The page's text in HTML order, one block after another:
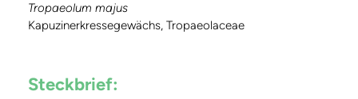
Tropaeolum majus
Kapuzinerkressegewächs, Tropaeolaceae
Steckbrief: